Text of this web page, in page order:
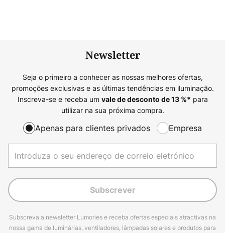
Newsletter
Seja o primeiro a conhecer as nossas melhores ofertas,
promoções exclusivas e as últimas tendências em iluminação.
Inscreva-se e receba um vale de desconto de13%* para
utilizar na sua próxima compra.
Apenas para clientes privados Empresa
Subscrever
Subscreva a newsletter Lumories e receba ofertas especiais atractivas na
nossa gama de luminárias, ventiladores, lâmpadas solares e produtos para